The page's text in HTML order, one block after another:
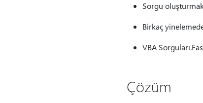
Sorgu
Birkaç
VBA
Çözüm